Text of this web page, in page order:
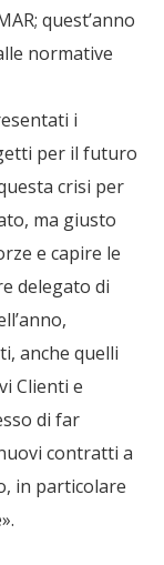
; quest’anno
normative
i
per il futuro
crisi per
ma giusto
e capire le
delegato di
anche quelli
Clienti e
di far
contratti a
in particolare